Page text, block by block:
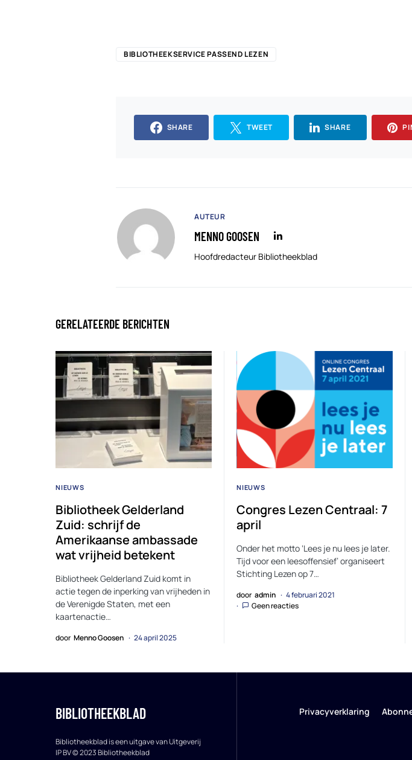
BIBLIOTHEEKSERVICE PASSEND LEZEN
SHARE TWEET SHARE
AUTEUR
MENNO GOOSEN
Hoofdredacteur Bibliotheekblad
GERELATEERDE BERICHTEN
NIEUWS
Bibliotheek Gelderland
Zuid: schrijf de
Amerikaanse ambassade
wat vrijheid betekent
Bibliotheek Gelderland Zuid komt in
actie tegen de inperking van vrijheden in
de Verenigde Staten, met een
kaartenactie…
door Menno Goosen 24 april 2025
NIEUWS
Congres Lezen Centraal: 7
april
Onder het motto ‘Lees je nu lees je later.
Tijd voor een leesoffensief’ organiseert
Stichting Lezen op 7…
door admin
4 februari 2021
Geen reacties
BIBLIOTHEEKBLAD
Bibliotheekblad is een uitgave van Uitgeverij
IP BV © 2023 Bibliotheekblad
Privacyverklaring